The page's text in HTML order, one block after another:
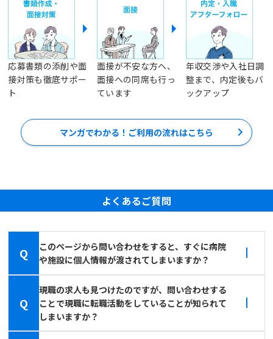
応募書類の添削や面
接対策も徹底サポー
ト
面接が不安な方へ、
面接への同席も行っ
ています
年収交渉や入社日調
整まで、内定後もバ
ックアップ
マンガでわかる！ご利用の流れはこちら
よくあるご質問
Q
このページから問い合わせをすると、すぐに病院
や施設に個人情報が渡されてしまいますか？
Q
現職の求人も見つけたのですが、問い合わせする
ことで現職に転職活動をしていることが知られて
しまいますか？